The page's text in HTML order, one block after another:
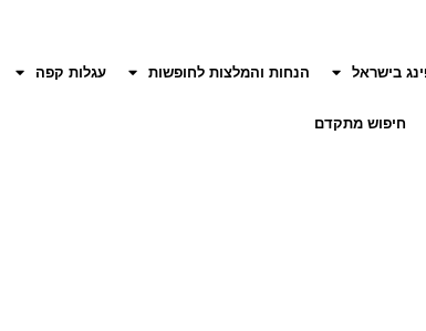
בישראל הנחות והמלצות לחופשות עגלות קפה
חיפוש מתקדם